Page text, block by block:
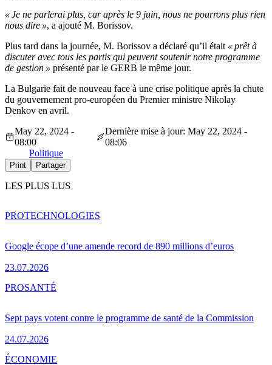
« Je ne parlerai plus, car après le 9 juin, nous ne pourrons plus rien
nous dire », a ajouté M. Borissov.
Plus tard dans la journée, M. Borissov a déclaré qu’il était « prêt à
discuter avec tous les partis qui peuvent soutenir notre programme
de gestion » présenté par le GERB le même jour.
La Bulgarie fait de nouveau face à une crise politique après la chute
du gouvernement pro-européen du Premier ministre Nikolay
Denkov en avril.
May 22, 2024 -
08:00
Dernière mise à jour: May 22, 2024 -
08:06
Politique
Print Partager
LES PLUS LUS
Google écope d’une amende record de 890 millions d’euros
23.07.2026
PROTECHNOLOGIES
Sept pays votent contre le programme de santé de la Commission
24.07.2026
PROSANTÉ
ÉCONOMIE